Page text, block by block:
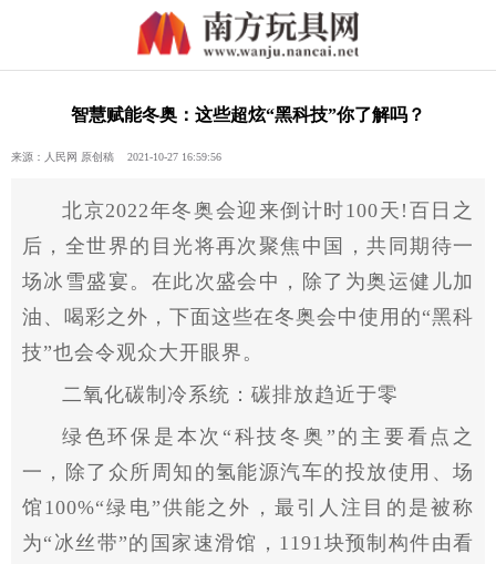
智慧赋能冬奥：这些超炫“黑科技”你了解吗？
来源：人民网 原创稿 2021-10-27 16:59:56
北京2022年冬奥会迎来倒计时100天!百日之
后，全世界的目光将再次聚焦中国，共同期待一
场冰雪盛宴。在此次盛会中，除了为奥运健儿加
油、喝彩之外，下面这些在冬奥会中使用的“黑科
技”也会令观众大开眼界。
二氧化碳制冷系统：碳排放趋近于零
绿色环保是本次“科技冬奥”的主要看点之
一，除了众所周知的氢能源汽车的投放使用、场
馆100%“绿电”供能之外，最引人注目的是被称
为“冰丝带”的 国家速滑馆，1191块预制构件由看